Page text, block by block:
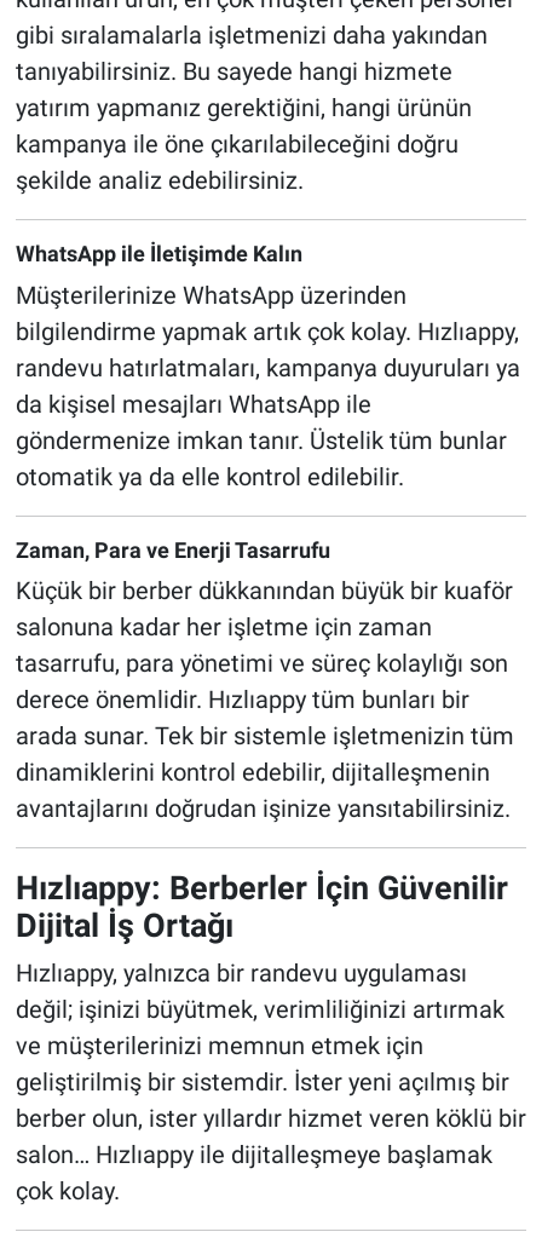
gibi sıralamalarla işletmenizi daha yakından
tanıyabilirsiniz. Bu sayede hangi hizmete
yatırım yapmanız gerektiğini, hangi ürünün
kampanya ile öne çıkarılabileceğini doğru
şekilde analiz edebilirsiniz.
WhatsApp ile İletişimde Kalın
Müşterilerinize WhatsApp üzerinden
bilgilendirme yapmak artık çok kolay. Hızlıappy,
randevu hatırlatmaları, kampanya duyuruları ya
da kişisel mesajları WhatsApp ile
göndermenize imkan tanır. Üstelik tüm bunlar
otomatik ya da elle kontrol edilebilir.
Zaman, Para ve Enerji Tasarrufu
Küçük bir berber dükkanından büyük bir kuaför
salonuna kadar her işletme için zaman
tasarrufu, para yönetimi ve süreç kolaylığı son
derece önemlidir. Hızlıappy tüm bunları bir
arada sunar. Tek bir sistemle işletmenizin tüm
dinamiklerini kontrol edebilir, dijitalleşmenin
avantajlarını doğrudan işinize yansıtabilirsiniz.
Hızlıappy: Berberler İçin Güvenilir
Dijital İş Ortağı
Hızlıappy, yalnızca bir randevu uygulaması
değil; işinizi büyütmek, verimliliğinizi artırmak
ve müşterilerinizi memnun etmek için
geliştirilmiş bir sistemdir. İster yeni açılmış bir
berber olun, ister yıllardır hizmet veren köklü bir
salon… Hızlıappy ile dijitalleşmeye başlamak
çok kolay.